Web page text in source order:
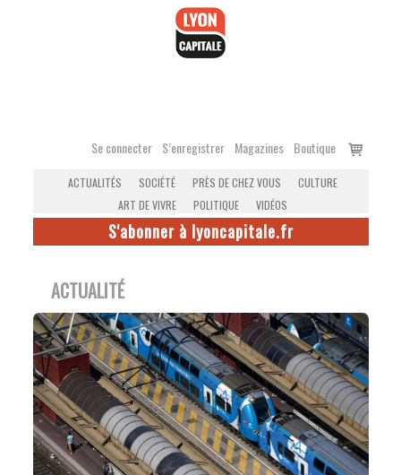
Se connecter S’enregistrer Magazines Boutique
Voir
ACTUALITÉS SOCIÉTÉ PRÈS DE CHEZ VOUS
CULTURE
ART DE VIVRE
POLITIQUE VIDÉOS
S'abonner à lyoncapitale.fr
ACTUALITÉ